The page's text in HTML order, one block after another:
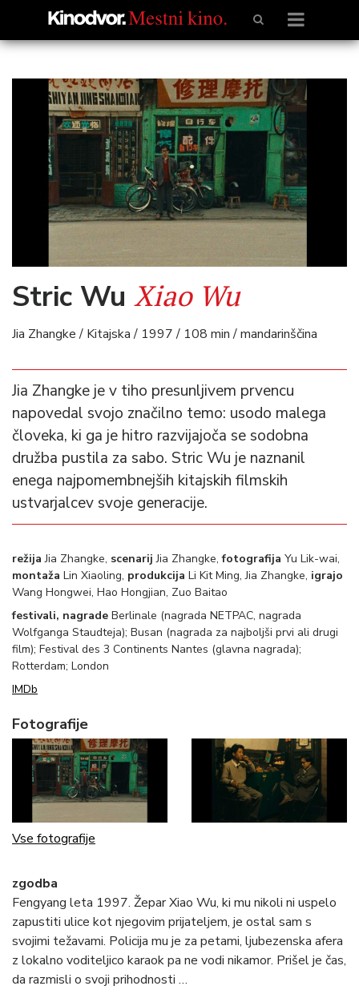
Stric Wu Xiao Wu
Jia Zhangke / Kitajska / 1997 / 108 min / mandarinščina
Jia Zhangke je v tiho presunljivem prvencu
napovedal svojo značilno temo: usodo malega
človeka, ki ga je hitro razvijajoča se sodobna
družba pustila za sabo. Stric Wu je naznanil
enega najpomembnejših kitajskih filmskih
ustvarjalcev svoje generacije.
režijaJia Zhangke, scenarijJia Zhangke,fotografija Yu Lik-wai,
montaža Lin Xiaoling, produkcija Li Kit Ming, Jia Zhangke, igrajo
Wang Hongwei, Hao Hongjian, Zuo Baitao
festivali, nagrade Berlinale (nagrada NETPAC, nagrada
Wolfganga Staudteja); Busan (nagrada za najboljši prvi ali drugi
film); Festival des 3 Continents Nantes (glavna nagrada);
Rotterdam; London
IMDb
Fotografije
Vse fotografije
zgodba
Fengyang leta 1997. Žepar Xiao Wu, ki mu nikoli ni uspelo
zapustiti ulice kot njegovim prijateljem, je ostal sam s
svojimi težavami. Policija mu je za petami, ljubezenska afera
z lokalno voditeljico karaok pa ne vodi nikamor. Prišel je čas,
da razmisli o svoji prihodnosti …